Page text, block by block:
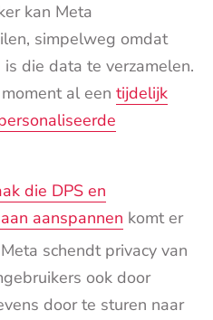
kan Meta
simpelweg omdat
die data te verzamelen.
al een tijdelijk
die DPS en
aanspannen komt er
schendt privacy van
ook door
door te sturen naar